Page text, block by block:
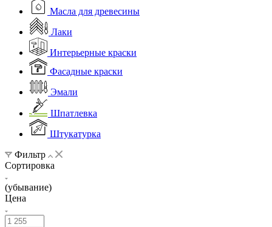
Масла для древесины
Лаки
Интерьерные краски
Фасадные краски
Эмали
Шпатлевка
Штукатурка
Фильтр
Сортировка
(убывание)
Цена